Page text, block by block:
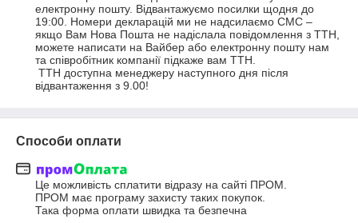
електронну пошту. Відвантажуємо посилки щодня до
19:00. Номери декларацій ми не надсилаємо СМС –
якщо Вам Нова Пошта не надіслала повідомлення з ТТН,
можете написати на Вайбер або електронну пошту нам
та співробітник компанії підкаже вам ТТН.
відвантаження з 9.00!
Способи оплати
Це можливість сплатити відразу на сайті ПРОМ.
ПРОМ має програму захисту таких покупок.
Така форма оплати швидка та безпечна